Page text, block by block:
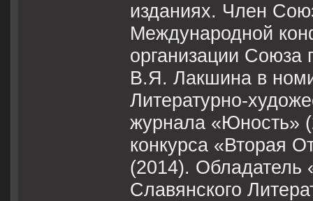
изданиях. Член
Международной
организации Союза
В.Я. Лакшина в
Литературно-
журнала «Юность»
конкурса «Вторая
(2014). Обладатель
Славянского